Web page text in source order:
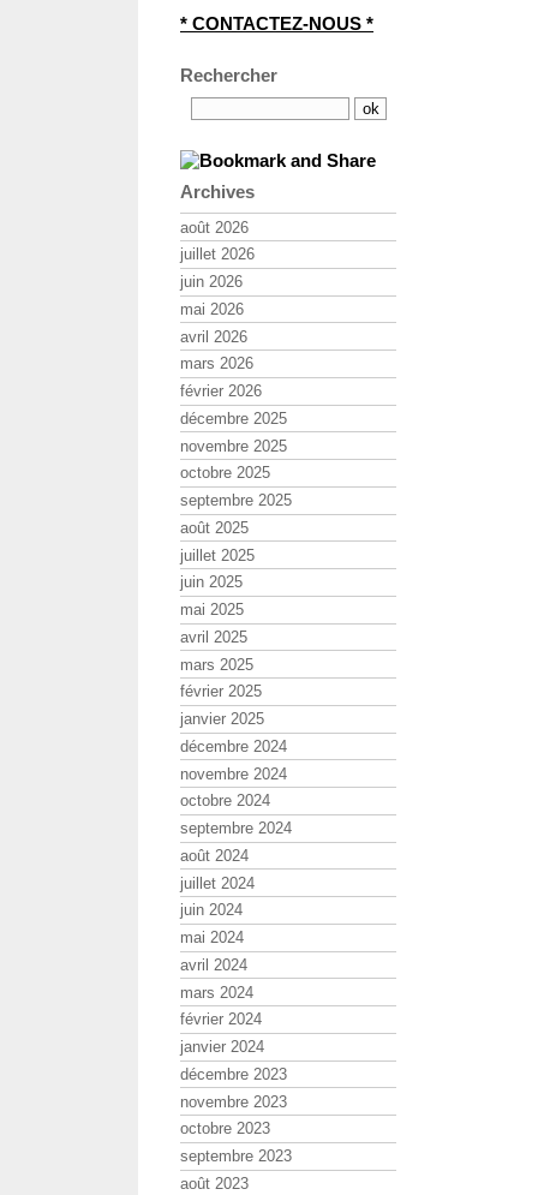
* CONTACTEZ-NOUS *
Rechercher
Archives
août 2026
juillet 2026
juin 2026
mai 2026
avril 2026
mars 2026
février 2026
décembre 2025
novembre 2025
octobre 2025
septembre 2025
août 2025
juillet 2025
juin 2025
mai 2025
avril 2025
mars 2025
février 2025
janvier 2025
décembre 2024
novembre 2024
octobre 2024
septembre 2024
août 2024
juillet 2024
juin 2024
mai 2024
avril 2024
mars 2024
février 2024
janvier 2024
décembre 2023
novembre 2023
octobre 2023
septembre 2023
août 2023